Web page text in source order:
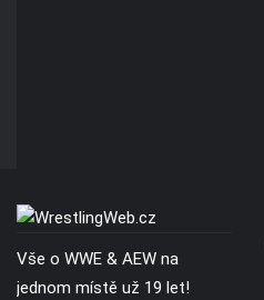
Vše o WWE & AEW na
jednom místě už 19 let!